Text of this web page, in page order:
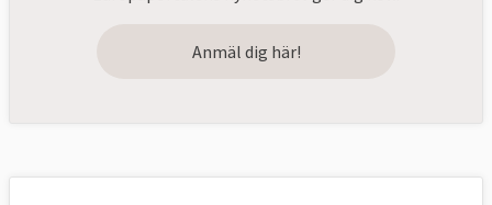
Anmäl dig här!